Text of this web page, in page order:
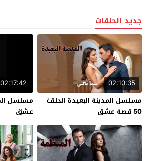
جديد الحلقات
02:10:35
مسلسل المدينة البعيدة الحلقة
50 قصة عشق
02:17:42
عشق